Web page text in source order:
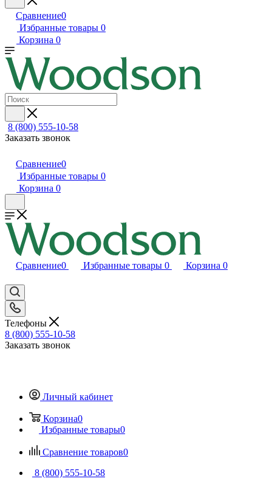
Сравнение0
Избранные товары 0
Корзина 0
8 (800) 555-10-58
Заказать звонок
Сравнение0
Избранные товары 0
Корзина 0
Сравнение0 Избранные товары 0 Корзина 0
Телефоны
8 (800) 555-10-58
Заказать звонок
Личный кабинет
Корзина0
Избранные товары0
Сравнение товаров0
8 (800) 555-10-58